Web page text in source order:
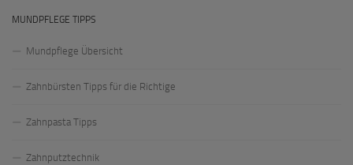
MUNDPFLEGE TIPPS
Mundpflege Übersicht
Zahnbürsten Tipps für die Richtige
Zahnpasta Tipps
Zahnputztechnik